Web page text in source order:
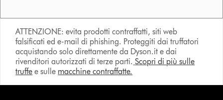
ATTENZIONE: evita prodotti contraffatti, siti web
falsificati ed e-mail di phishing. Proteggiti dai truffatori
acquistando solo direttamente da Dyson.it e dai
rivenditori autorizzati di terze parti. Scopri di più sulle
truffe e sulle macchine contraffatte.